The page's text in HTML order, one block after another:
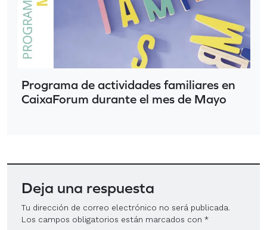
Programa de actividades familiares en
CaixaForum durante el mes de Mayo
Deja una respuesta
Tu dirección de correo electrónico no será publicada.
Los campos obligatorios están marcados con *